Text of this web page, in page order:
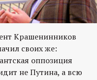
Крашенинников
своих же:
оппозиция
не Путина, а всю